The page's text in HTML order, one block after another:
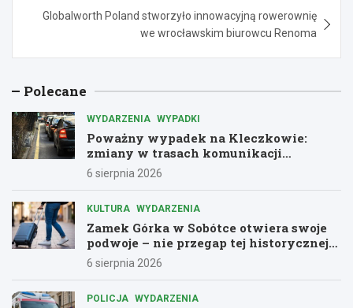
Globalworth Poland stworzyło innowacyjną rowerownię
we wrocławskim biurowcu Renoma
Polecane
WYDARZENIA WYPADKI
Poważny wypadek na Kleczkowie:
zmiany w trasach komunikacji
miejskiej
6 sierpnia 2026
KULTURA WYDARZENIA
Zamek Górka w Sobótce otwiera swoje
podwoje – nie przegap tej historycznej
przygody!
6 sierpnia 2026
POLICJA WYDARZENIA